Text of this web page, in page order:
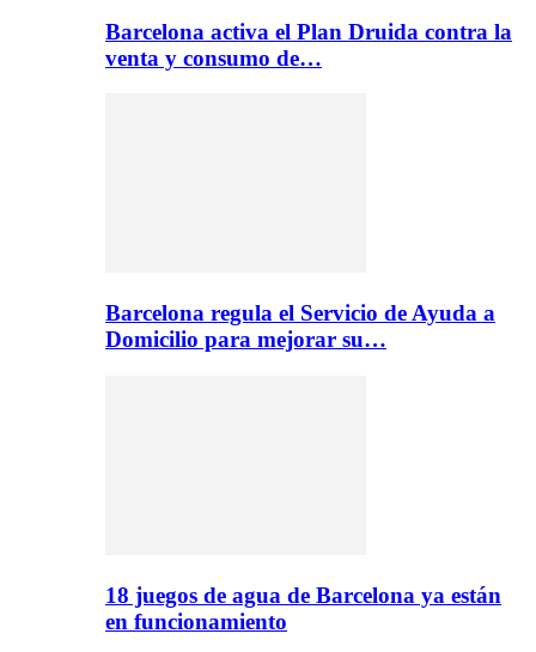
Barcelona activa el Plan Druida contra la
venta y consumo de…
Barcelona regula el Servicio de Ayuda a
Domicilio para mejorar su…
18 juegos de agua de Barcelona ya están
en funcionamiento